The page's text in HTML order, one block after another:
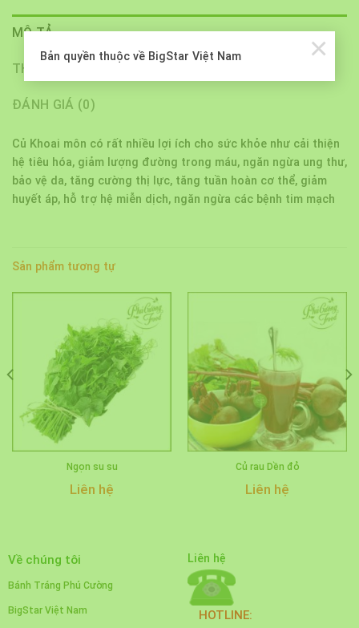
Bản quyền thuộc về BigStar Việt Nam ×
MÔ TẢ
THÔNG TIN BỔ SUNG
ĐÁNH GIÁ (0)
Củ Khoai môn có rất nhiều lợi ích cho sức khỏe như cải thiện
hệ tiêu hóa, giảm lượng đường trong máu, ngăn ngừa ung thư,
bảo vệ da, tăng cường thị lực, tăng tuần hoàn cơ thể, giảm
huyết áp, hỗ trợ hệ miễn dịch, ngăn ngừa các bệnh tim mạch
Sản phẩm tương tự
Ngọn su su
Liên hệ
Củ rau Dền đỏ
Liên hệ
Về chúng tôi
Bánh Tráng Phú Cường
BigStar Việt Nam
Liên hệ
HOTLINE: